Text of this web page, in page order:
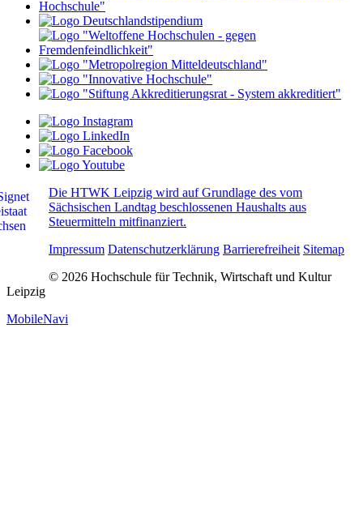
Die HTWK Leipzig wird auf Grundlage des vom
Sächsischen Landtag beschlossenen Haushalts aus
Steuermitteln mitfinanziert.
Impressum Datenschutzerklärung Barrierefreiheit Sitemap
© 2026 Hochschule für Technik, Wirtschaft und Kultur
Leipzig
MobileNavi